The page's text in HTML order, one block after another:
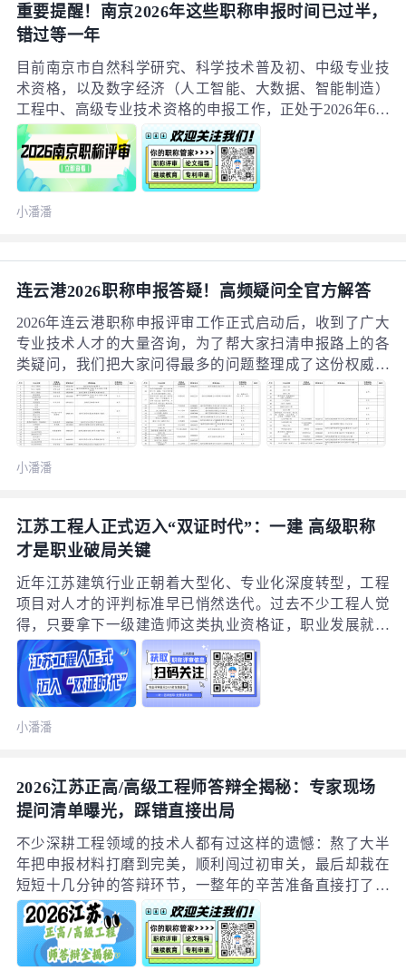
程技术人员攒了多年的专业能力的“官方通行证”。尤其在
江苏这个全国工程产业大省，职称制度始终是本地专业技
术人才评价体系的核心组成部分，根据江苏省人社厅发布
的多轮职称制度改革文件，职称评价的核心初衷从来不是
卡门槛，而是科学精准地评价专业技术人才的真实能力水
平，实实在在助力人才成长发展。说白了，职称的本质从
来不是“多一张没用的证书”，而是你在整个行业里专业能
力、技术价值的官方公认凭证。
重要提醒！南京2026年这些职称申报时间已过半，
错过等一年
目前南京市自然科学研究、科学技术普及初、中级专业技
术资格，以及数字经济（人工智能、大数据、智能制造）
工程中、高级专业技术资格的申报工作，正处于2026年6月
12日至7月27日的申报窗口期，当前申报时间已过半，不少
专业技术人才还在整理材料尚未提交，特此郑重提醒所有
符合条件的申报人，务必抓紧时间完成线上材料填报提
交，避免因错过截止时间影响本年度职称申报进度。根据
《南京市人力资源和社会保障局关于做好2026年度职称评
据、智能制造）工程中、高级专业技术资格的评审申报工
作，本次申报的全流程细则如下：
小潘潘
连云港2026职称申报答疑！高频疑问全官方解答
2026年连云港职称申报评审工作正式启动后，收到了广大
专业技术人才的大量咨询，为了帮大家扫清申报路上的各
类疑问，我们把大家问得最多的问题整理成了这份权威解
答，看完就能避开90%的申报坑。一、哪里能查到今年的
官方申报通知？大家可以通过江苏人才服务云平台、连云
港市人才服务云平台、各行业主管部门网站等渠道查阅申
报通知，最便捷的方式是直接登录连云港市人力资源和社
会保障局官网，进入“连云港市人才服务云平台”板块，点
继续教育学习、证书补办等9类核心服务事项，不用再到处
找零散信息。
小潘潘
江苏工程人正式迈入“双证时代”：一建 高级职称
才是职业破局关键
近年江苏建筑行业正朝着大型化、专业化深度转型，工程
项目对人才的评判标准早已悄然迭代。过去不少工程人觉
得，只要拿下一级建造师这类执业资格证，职业发展就能
一路顺畅；但如今不管是企业招聘筛选、核心岗位晋升，
还是大型项目负责人选拔，评价维度早就跳出了“有没有证
书”的单一标准。越来越多江苏本地企业开始重点考察工程
人的专业硬实力、全周期项目业绩、落地性技术成果以及
综合统筹管理能力，而高级职称，正慢慢成为衡量工程技
布局、长期积累的核心职业资产。
小潘潘
2026江苏正高/高级工程师答辩全揭秘：专家现场
提问清单曝光，踩错直接出局
不少深耕工程领域的技术人都有过这样的遗憾：熬了大半
年把申报材料打磨到完美，顺利闯过初审关，最后却栽在
短短十几分钟的答辩环节，一整年的辛苦准备直接打了水
漂。这绝非危言耸听，而是每年江苏工程类职称评审里真
实上演的场景。2026年江苏工程职称评审迎来关键升级：
除了原本就要求考评结合的系列之外，所有正高级职称评
审实现全员强制面试答辩。如今的评审逻辑已经十分清